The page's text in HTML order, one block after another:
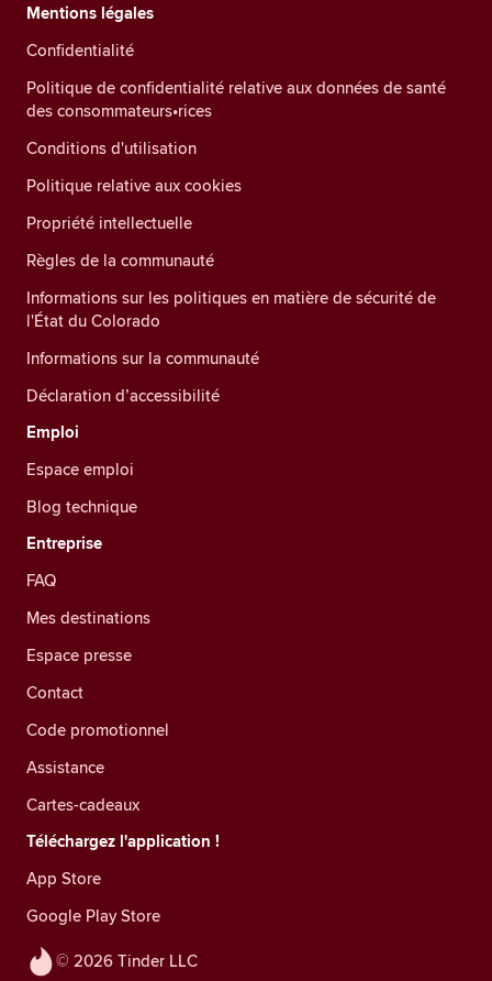
© 2026 Tinder LLC
Mentions légales
Confidentialité
Politique de confidentialité relative aux données de santé
des consommateurs•rices
Conditions d'utilisation
Politique relative aux cookies
Propriété intellectuelle
Règles de la communauté
Informations sur les politiques en matière de sécurité de
l'État du Colorado
Informations sur la communauté
Déclaration d’accessibilité
Emploi
Espace emploi
Blog technique
Entreprise
FAQ
Mes destinations
Espace presse
Contact
Code promotionnel
Assistance
Cartes-cadeaux
Téléchargez l'application !
App Store
Google Play Store